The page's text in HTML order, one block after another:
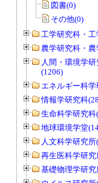
図書(0)
その他(0)
工学研究科・工
農学研究科・農
人間・環境学
(1206)
エネルギー科
情報学研究科
生命科学研究科
地球環境学堂
人文科学研究所
再生医科学研究
基礎物理学研究